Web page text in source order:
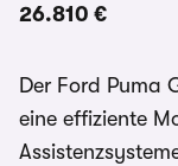
26.810 €
Der Ford Puma
eine effiziente